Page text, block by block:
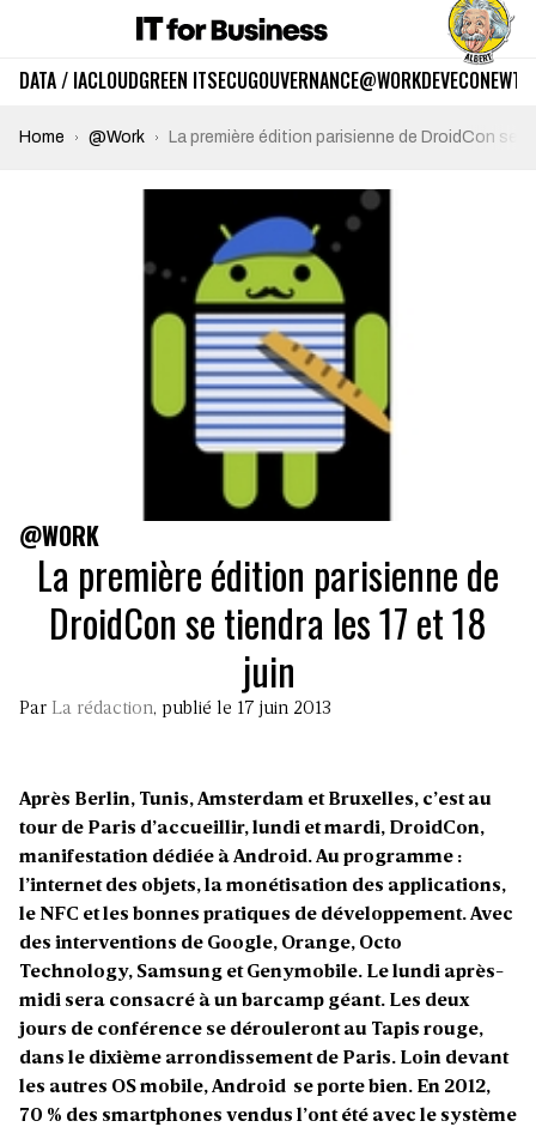
DATA / IACLOUDGREEN ITSECUGOUVERNANCE@WORKDEVECO
Home @Work La première édition parisienne de DroidCon se
@WORK
La première édition parisienne de
DroidCon se tiendra les 17 et 18
juin
Par La rédaction, publié le 17 juin 2013
Après Berlin, Tunis, Amsterdam et Bruxelles, c’est au
tour de Paris d’accueillir, lundi et mardi, DroidCon,
manifestation dédiée à Android. Au programme :
l’internet des objets, la monétisation des applications,
le NFC et les bonnes pratiques de développement. Avec
des interventions de Google, Orange, Octo
Technology, Samsung et Genymobile. Le lundi après-
midi sera consacré à un barcamp géant. Les deux
jours de conférence se dérouleront au Tapis rouge,
dans le dixième arrondissement de Paris. Loin devant
les autres OS mobile, Android se porte bien. En 2012,
70 % des smartphones vendus l’ont été avec le système